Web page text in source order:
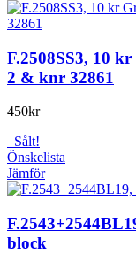
F.2508SS3, 10
2 & knr 32861
450kr
Sålt!
Önskelista
Jämför
block